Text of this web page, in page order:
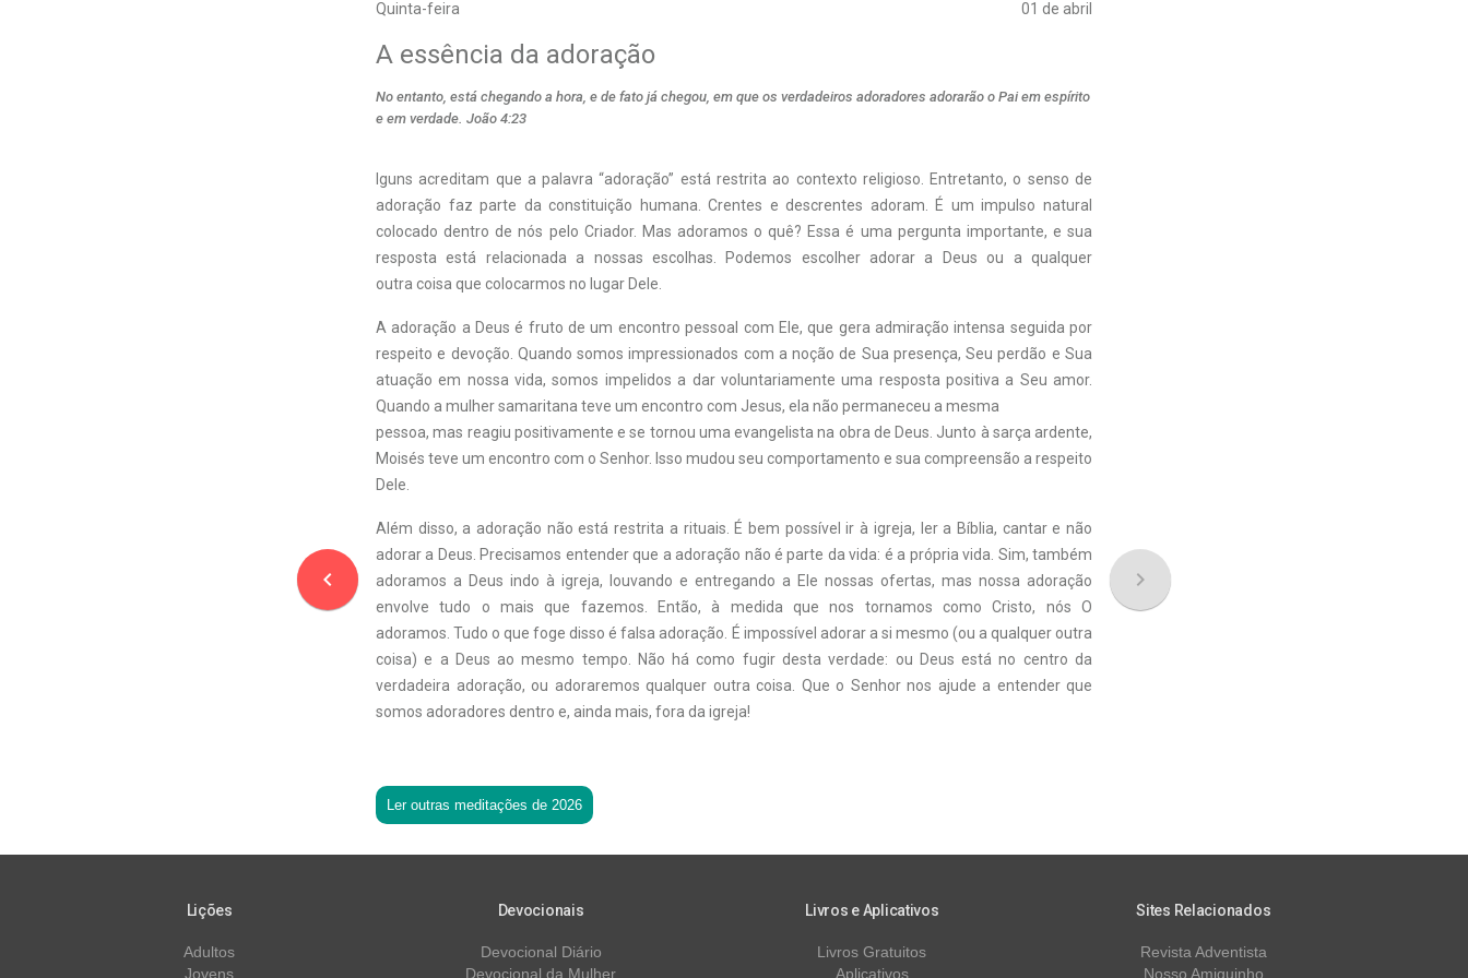
Quinta-feira 01 de abril
navigate_before
A essência da adoração
No entanto, está chegando a hora, e de fato já chegou, em que os verdadeiros adoradores adorarão o Pai em espírito
e em verdade. João 4:23
lguns acreditam que a palavra “adoração” está restrita ao contexto religioso. Entretanto, o senso de
adoração faz parte da constituição humana. Crentes e descrentes adoram. É um impulso natural
colocado dentro de nós pelo Criador. Mas adoramos o quê? Essa é uma pergunta importante, e sua
resposta está relacionada a nossas escolhas. Podemos escolher adorar a Deus ou a qualquer
outra coisa que colocarmos no lugar Dele.
A adoração a Deus é fruto de um encontro pessoal com Ele, que gera admiração intensa seguida por
respeito e devoção. Quando somos impressionados com a noção de Sua presença, Seu perdão e Sua
atuação em nossa vida, somos impelidos a dar voluntariamente uma resposta positiva a Seu amor.
Quando a mulher samaritana teve um encontro com Jesus, ela não permaneceu a mesma
pessoa, mas reagiu positivamente e se tornou uma evangelista na obra de Deus. Junto à sarça ardente,
Moisés teve um encontro com o Senhor. Isso mudou seu comportamento e sua compreensão a respeito
Dele.
Além disso, a adoração não está restrita a rituais. É bem possível ir à igreja, ler a Bíblia, cantar e não
adorar a Deus. Precisamos entender que a adoração não é parte da vida: é a própria vida. Sim, também
adoramos a Deus indo à igreja, louvando e entregando a Ele nossas ofertas, mas nossa adoração
envolve tudo o mais que fazemos. Então, à medida que nos tornamos como Cristo, nós O
adoramos. Tudo o que foge disso é falsa adoração. É impossível adorar a si mesmo (ou a qualquer outra
coisa) e a Deus ao mesmo tempo. Não há como fugir desta verdade: ou Deus está no centro da
verdadeira adoração, ou adoraremos qualquer outra coisa. Que o Senhor nos ajude a entender que
somos adoradores dentro e, ainda mais, fora da igreja!
Ler outras meditações de 2026
navigate_next
Lições
Adultos
Jovens
Devocionais
Devocional Diário
Devocional da Mulher
Livros e Aplicativos
Livros Gratuitos
Aplicativos
Sites Relacionados
Revista Adventista
Nosso Amiguinho